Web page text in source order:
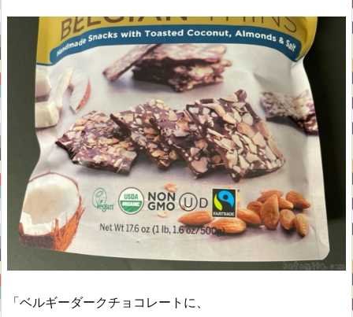
「ベルギーダークチョコレートに、